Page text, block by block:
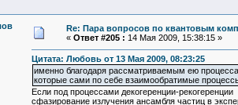
Re: Пара вопросов по квантовым
« Ответ #205 : 14 Мая 2009, 15:38:15 »
Цитата: Любовь от 13 Мая 2009, 08:23:25
именно благодаря рассматриваемым ею
которые сами по себе взаимообратимые
Если под процессами декогеренции-
сфазирование излучения ансамбля частиц в